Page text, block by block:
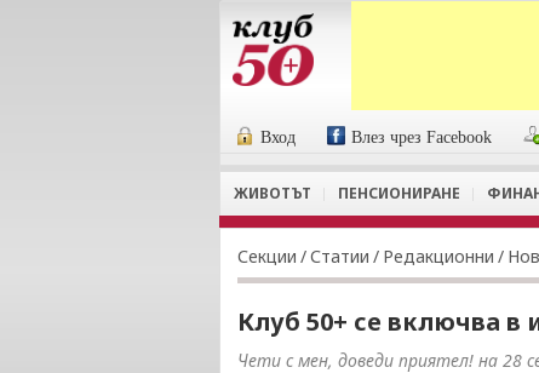
Вход Влез чрез Facebook
ЖИВОТЪТ ПЕНСИОНИРАНЕ
Секции /Статии / Редакционни /
Клуб 50+ се включва
Чети с мен, доведи приятел! на 28